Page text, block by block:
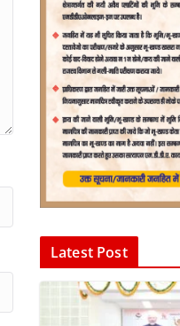
Latest Post